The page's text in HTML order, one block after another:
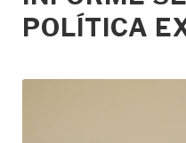
POLÍTICA